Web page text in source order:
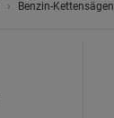
Benzin-Kettensägen